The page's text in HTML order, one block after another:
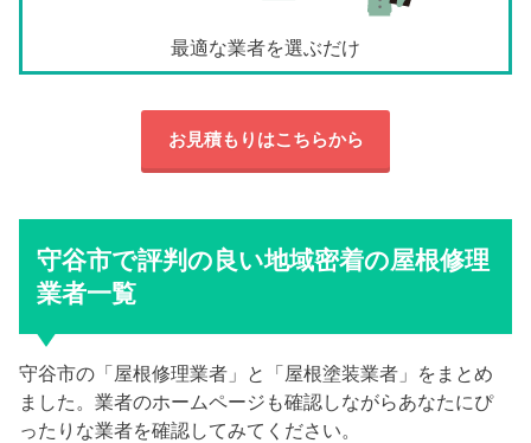
最適な業者を選ぶだけ
お見積もりはこちらから
守谷市で評判の良い地域密着の屋根修理
業者一覧
守谷市の「屋根修理業者」と「屋根塗装業者」をまとめ
ました。業者のホームページも確認しながらあなたにぴ
ったりな業者を確認してみてください。